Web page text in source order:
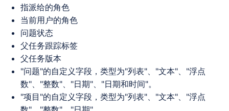
指派给的角色
当前用户的角色
问题状态
父任务跟踪标签
父任务版本
"问题"的自定义字段，类型为"列表"、"文本"、"浮点
数"、"整数"、"日期"、"日期和时间"。
"项目"的自定义字段，类型为"列表"、"文本"、"浮点